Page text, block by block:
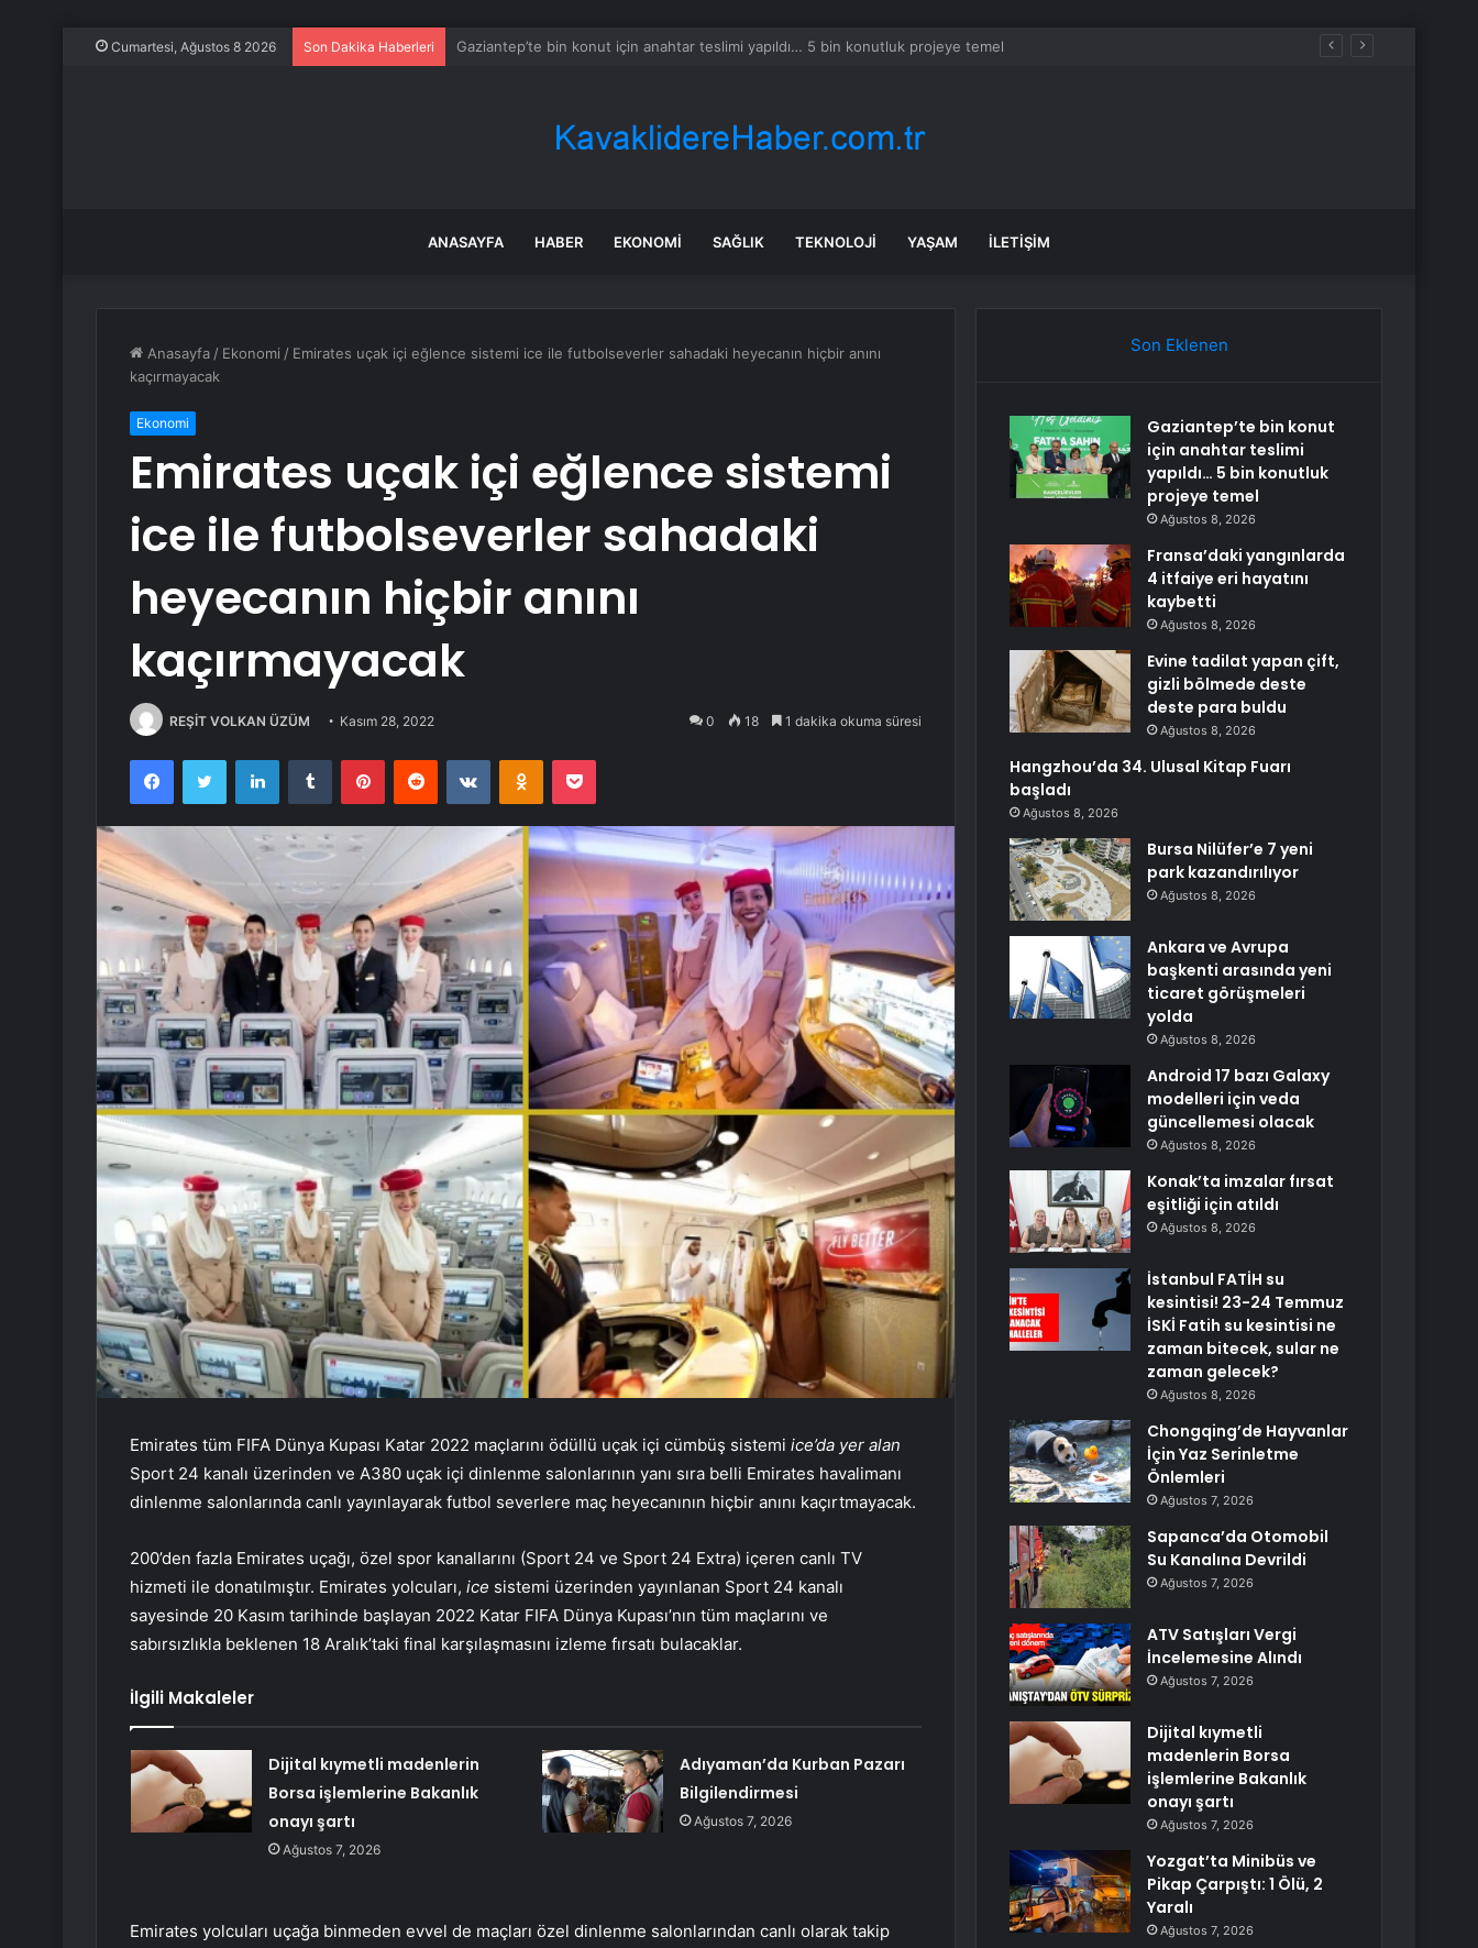
Cumartesi, Ağustos 8 2026 Son Dakika Haberleri Fransa’daki yangınlarda 4 itfaiye eri hayatını kaybetti
ANASAYFA HABER EKONOMI SAĞLIK TEKNOLOJI YAŞAM İLETIŞIM
Anasayfa / Ekonomi / Emirates uçak içi eğlence sistemi ice ile futbolseverler sahadaki heyecanın hiçbir anını
kaçırmayacak
Ekonomi
Emirates uçak içi eğlence sistemi
ice ile futbolseverler sahadaki
heyecanın hiçbir anını
kaçırmayacak
REŞİT VOLKAN ÜZÜM Kasım 28, 2022 0 18 1 dakika okuma süresi
FacebookTwitter LinkedInTumblr PinterestReddit VKontakteOdnoklassniki
Pocket
Emirates tüm FIFA Dünya Kupası Katar 2022 maçlarını ödüllü uçak içi cümbüş sistemi ice’da yer alan
Sport 24 kanalı üzerinden ve A380 uçak içi dinlenme salonlarının yanı sıra belli Emirates havalimanı
dinlenme salonlarında canlı yayınlayarak futbol severlere maç heyecanının hiçbir anını kaçırtmayacak.
200’den fazla Emirates uçağı, özel spor kanallarını (Sport 24 ve Sport 24 Extra) içeren canlı TV
hizmeti ile donatılmıştır. Emirates yolcuları, ice sistemi üzerinden yayınlanan Sport 24 kanalı
sayesinde 20 Kasım tarihinde başlayan 2022 Katar FIFA Dünya Kupası’nın tüm maçlarını ve
sabırsızlıkla beklenen 18 Aralık’taki final karşılaşmasını izleme fırsatı bulacaklar.
İlgili Makaleler
Dijital kıymetli madenlerin
Borsa işlemlerine Bakanlık
onayı şartı
Ağustos 7, 2026
Adıyaman’da Kurban Pazarı
Bilgilendirmesi
Ağustos 7, 2026
Emirates yolcuları uçağa binmeden evvel de maçları özel dinlenme salonlarından canlı olarak takip
Son Eklenen
Gaziantep’te bin konut
için anahtar teslimi
yapıldı… 5 bin konutluk
projeye temel
Ağustos 8, 2026
Fransa’daki yangınlarda
4 itfaiye eri hayatını
kaybetti
Ağustos 8, 2026
Evine tadilat yapan çift,
gizli bölmede deste
deste para buldu
Ağustos 8, 2026
Hangzhou’da 34. Ulusal Kitap Fuarı
başladı
Ağustos 8, 2026
Bursa Nilüfer’e 7 yeni
park kazandırılıyor
Ağustos 8, 2026
Ankara ve Avrupa
başkenti arasında yeni
ticaret görüşmeleri
yolda
Ağustos 8, 2026
Android 17 bazı Galaxy
modelleri için veda
güncellemesi olacak
Ağustos 8, 2026
Konak’ta imzalar fırsat
eşitliği için atıldı
Ağustos 8, 2026
İstanbul FATİH su
kesintisi! 23-24 Temmuz
İSKİ Fatih su kesintisi ne
zaman bitecek, sular ne
zaman gelecek?
Ağustos 8, 2026
Chongqing’de Hayvanlar
İçin Yaz Serinletme
Önlemleri
Ağustos 7, 2026
Sapanca’da Otomobil
Su Kanalına Devrildi
Ağustos 7, 2026
ATV Satışları Vergi
İncelemesine Alındı
Ağustos 7, 2026
Dijital kıymetli
madenlerin Borsa
işlemlerine Bakanlık
onayı şartı
Ağustos 7, 2026
Yozgat’ta Minibüs ve
Pikap Çarpıştı: 1 Ölü, 2
Yaralı
Ağustos 7, 2026